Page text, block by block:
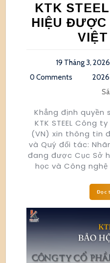
KTK
HIỆU
19 Tháng 3, 2026
0 Comments
2026
Khẳng định quyền
KTK STEEL Công
(VN) xin thông tin
và Quý đối tác: Nhãn
đang được Cục Sở
học và Công
Đọc